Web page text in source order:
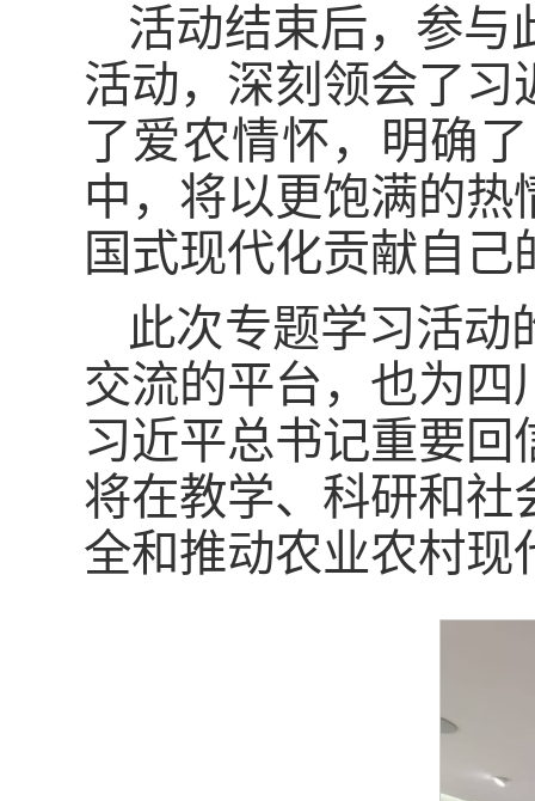
活动结束后，参与
活动，深刻领会了
了爱农情怀，明确
中，将以更饱满的
国式现代化贡献自己
此次专题学习活动
交流的平台，也为
习近平总书记重要
将在教学、科研和社
全和推动农业农村现